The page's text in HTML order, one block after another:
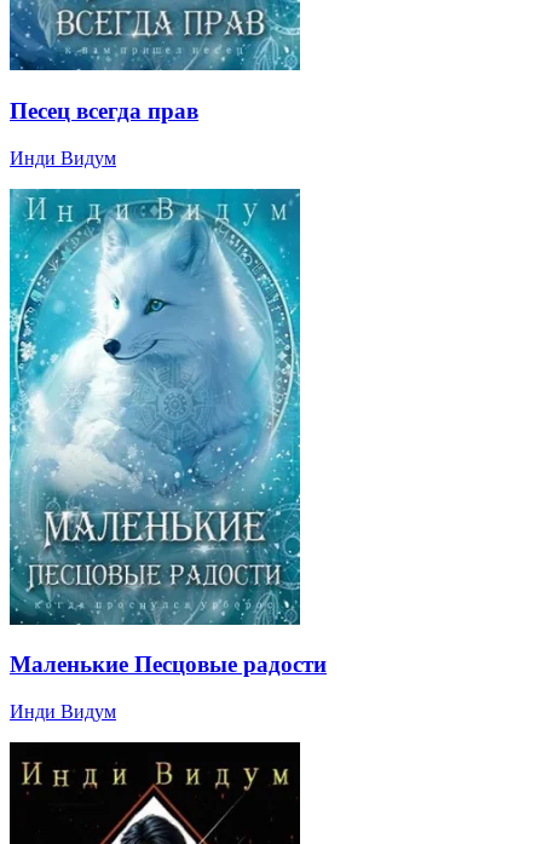
Песец всегда прав
Инди Видум
Маленькие Песцовые радости
Инди Видум